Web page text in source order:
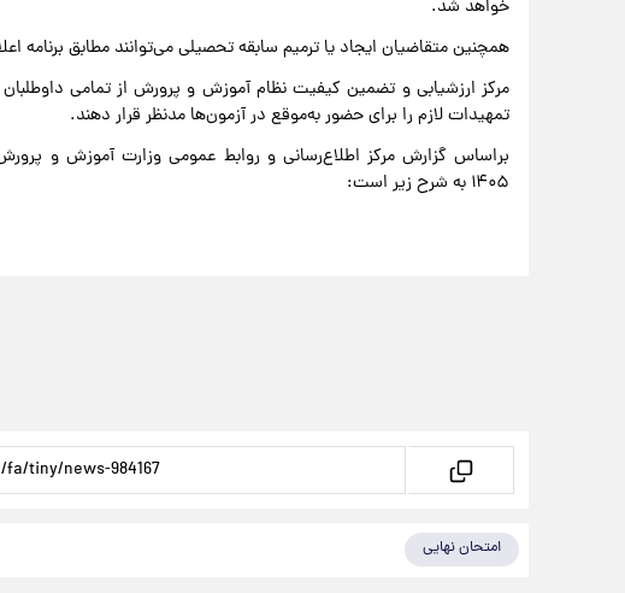
خواهد شد.
همچنین متقاضیان ایجاد یا ترمیم سابقه تحصیلی می‌توانند مطابق برنامه
مرکز ارزشیابی و تضمین کیفیت نظام آموزش و پرورش از تمامی
تمهیدات لازم را برای حضور به‌موقع در آزمون‌ها مدنظر قرار دهند.
براساس گزارش مرکز اطلاع‌رسانی و روابط عمومی وزارت آموزش و
۱۴۰۵ به شرح زیر است:
امتحان نهایی